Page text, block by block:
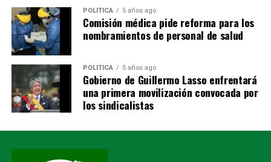
Bomberos.
Policías.
Militares.
Paramédicos.
Voluntarios.
POLITICA 5 años ago
Comisión médica pide reforma para los
nombramientos de personal de salud
POLITICA 5 años ago
Gobierno de Guillermo Lasso enfrentará
una primera movilización convocada por
los sindicalistas